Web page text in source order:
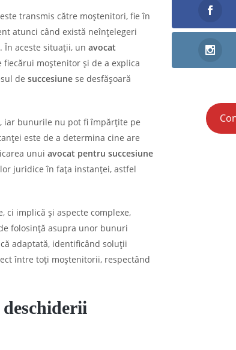
transmis către moștenitori, fie în
atunci când există neînțelegeri
. În aceste situații, un avocat
moștenitor și de a explica
de succesiune se desfășoară
iar bunurile nu pot fi împărțite pe
este de a determina cine are
unui avocat pentru succesiune
juridice în fața instanței, astfel
implică și aspecte complexe,
folosință asupra unor bunuri
adaptată, identificând soluții
între toți moștenitorii, respectând